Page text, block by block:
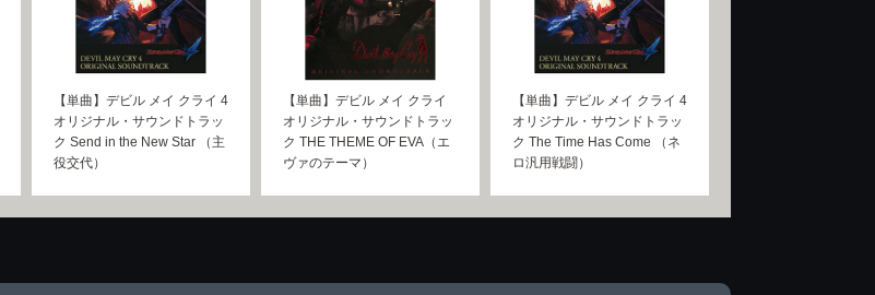
【単曲】デビル メイ クライ 4
オリジナル・サウンドトラッ
ク Send in the New Star （主
役交代）
【単曲】デビル メイ クライ
オリジナル・サウンドトラッ
ク THE THEME OF EVA（エ
ヴァのテーマ）
【単曲】デビル メイ クライ 4
オリジナル・サウンドトラッ
ク The Time Has Come （ネ
ロ汎用戦闘）